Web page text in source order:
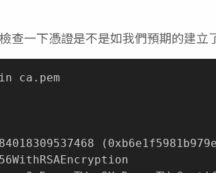
查一下憑證是不是如我們預期的建立
ca.pem
(